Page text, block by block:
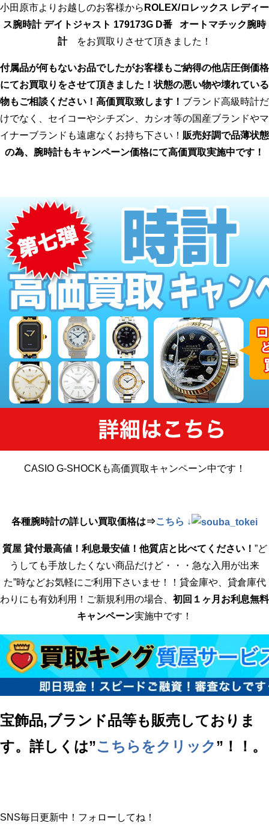
小田原市よりお越しのお客様から ROLEX/ロレックス レディー
ス腕時計 デイトジャスト 179173G D番
オートマチック腕時
計
をお買取りさせて頂きました！
付属品が何もないお品でしたがお客様もご納得の他店圧倒価格
にてお買取りをさせて頂きました！状態の悪い物や壊れている
物もご相談ください！高価買取致します！ ブランド高級時計だ
けでなく、セイコーやシチズン、カシオ等の国産ブランドやマ
イナーブランドも遠慮なくお持ち下さい！ 販売好調で品薄状態
の為、腕時計もキャンペーン価格にて高価買取実施中です！
CASIO G-SHOCKも高価買取キャンペーン中です！
各種腕時計の詳しい買取価格は⇒こちら ↓
質屋 貸付最高値！利息最安値！他質店と比べてください！ ”ど
うしても手放したくない商品だけど・・・急な入用が出来
た”時などお気軽にご利用下さいませ！！貸金庫や、貸倉庫代
わりにも有効利用！ご新規利用の場合、 初回１ヶ月お利息無料
キャンペーン実施中です！
宝飾品,ブランド品等も販売しておりま
す。詳しくは”こちらをクリック”！！。
SNS毎日更新中！フォローしてね！